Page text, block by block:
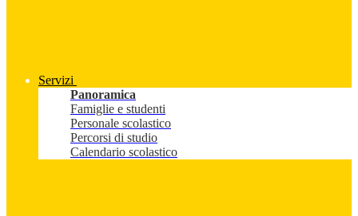
Servizi
Panoramica
Famiglie e studenti
Personale scolastico
Percorsi di studio
Calendario scolastico